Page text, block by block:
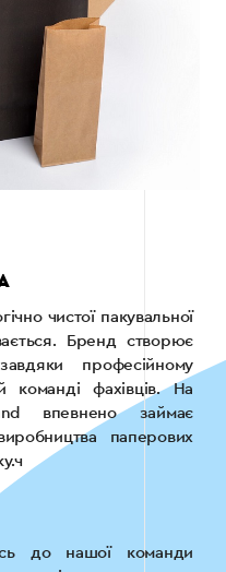
чистої пакувальної
Бренд створює
професійному
команді фахівців. На
впевнено займає
паперових
до нашої команди